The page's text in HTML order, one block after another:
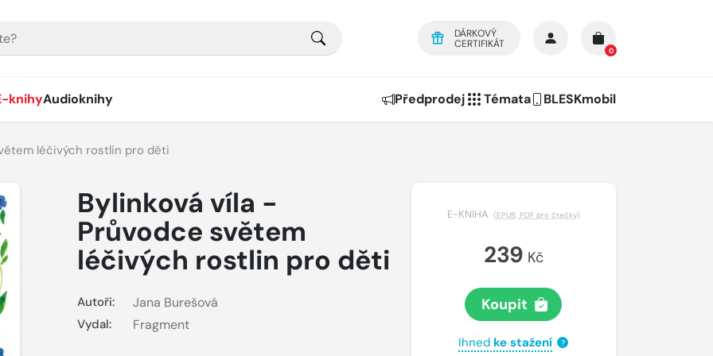
DÁRKOVÝ
CERTIFIKÁT
0
knihyAudioknihy Předprodej Témata BLESKmobil
léčivých rostlin pro děti
Bylinková víla -
Průvodce světem
léčivých rostlin pro děti
Autoři: Jana Burešová
Vydal: Fragment
E-KNIHA (EPUB, PDF pro čtečky)
239 Kč
Koupit
Ihned ke stažení ?